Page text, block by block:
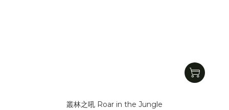
叢林之吼 Roar in the Jungle